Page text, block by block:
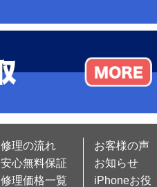
修理の流れ
安心無料保証
修理価格一覧
お客様の声
お知らせ
iPhoneお役